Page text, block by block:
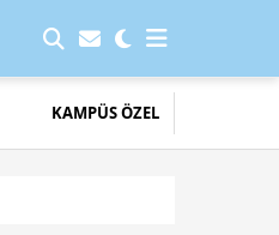
KAMPÜS ÖZEL